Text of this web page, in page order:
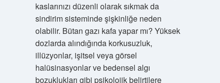
kaslarınızı düzenli olarak sıkmak da
sindirim sisteminde şişkinliğe neden
olabilir. Bütan gazı kafa yapar mı? Yüksek
dozlarda alındığında korkusuzluk,
illüzyonlar, işitsel veya görsel
halüsinasyonlar ve bedensel algı
bozuklukları gibi psikolojik belirtilere